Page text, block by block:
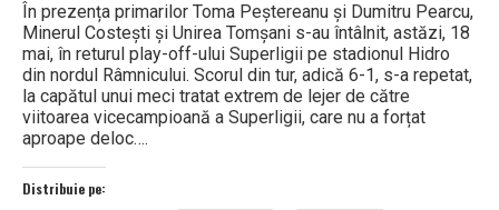
În prezența primarilor Toma Peștereanu și Dumitru Pearcu,
Minerul Costești și Unirea Tomșani s-au întâlnit, astăzi, 18
mai, în returul play-off-ului Superligii pe stadionul Hidro
din nordul Râmnicului. Scorul din tur, adică 6-1, s-a repetat,
la capătul unui meci tratat extrem de lejer de către
viitoarea vicecampioană a Superligii, care nu a forțat
aproape deloc….
Distribuie pe: